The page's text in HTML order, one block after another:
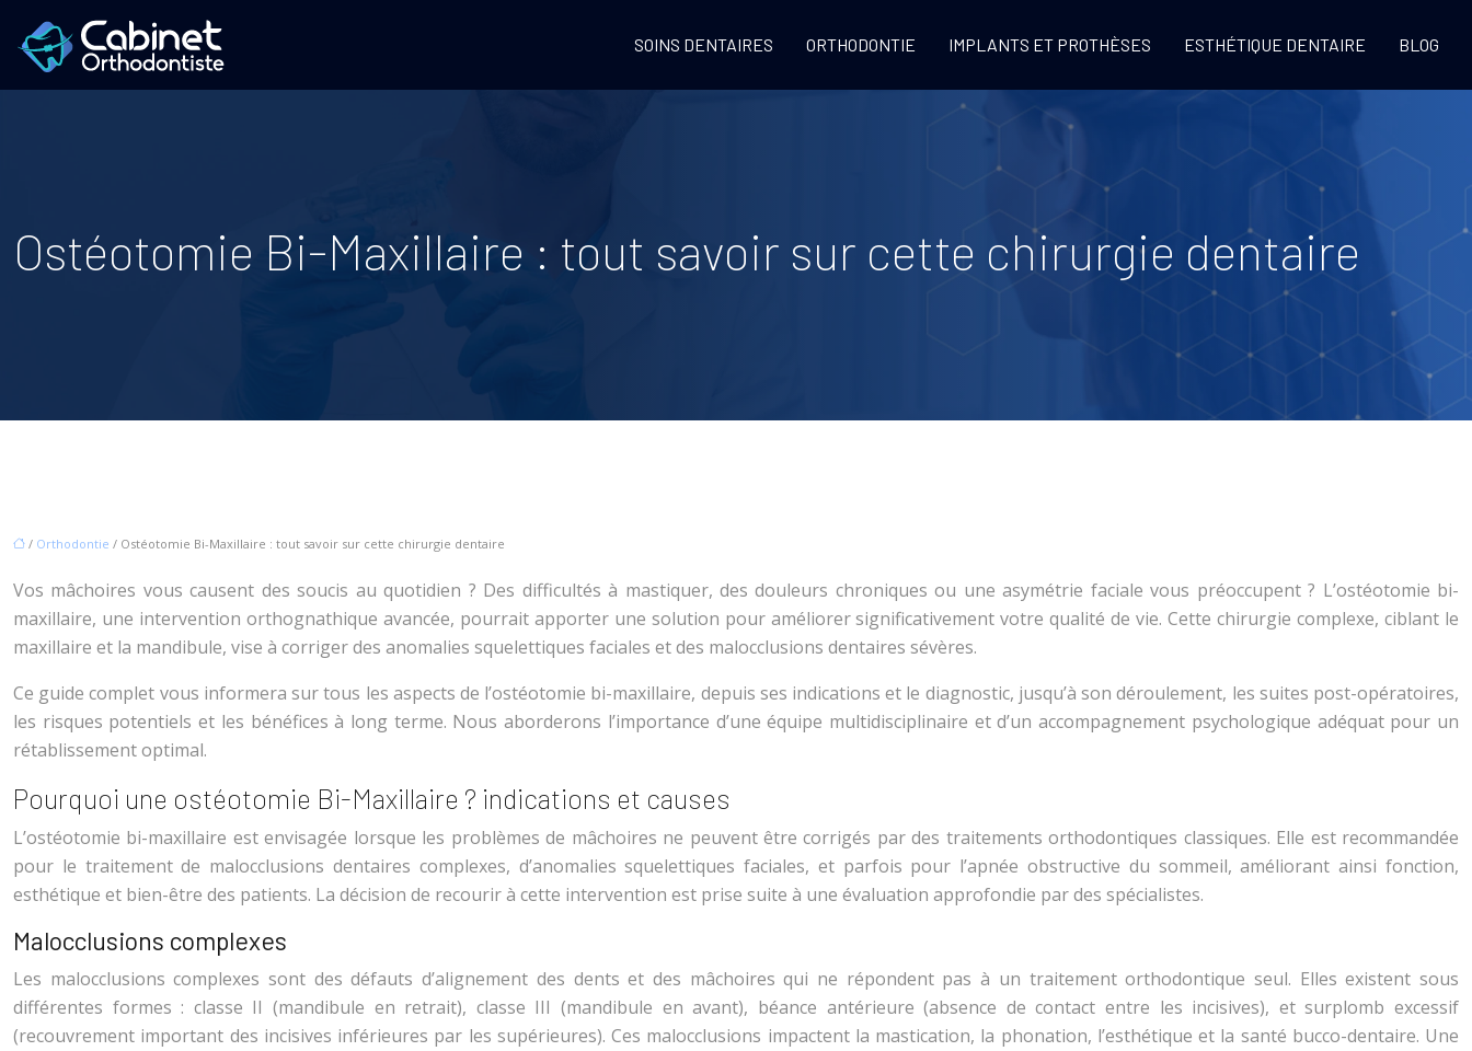
SOINS DENTAIRES ORTHODONTIE IMPLANTS ET PROTHÈSES ESTHÉTIQUE DENTAIRE BLOG
Ostéotomie Bi-Maxillaire : tout savoir sur cette chirurgie dentaire
/ Orthodontie / Ostéotomie Bi-Maxillaire : tout savoir sur cette chirurgie dentaire
Vos mâchoires vous causent des soucis au quotidien ? Des difficultés à mastiquer, des douleurs chroniques ou une asymétrie faciale vous préoccupent ? L’ostéotomie bi-
maxillaire, une intervention orthognathique avancée, pourrait apporter une solution pour améliorer significativement votre qualité de vie. Cette chirurgie complexe, ciblant le
maxillaire et la mandibule, vise à corriger des anomalies squelettiques faciales et des malocclusions dentaires sévères.
Ce guide complet vous informera sur tous les aspects de l’ostéotomie bi-maxillaire, depuis ses indications et le diagnostic, jusqu’à son déroulement, les suites post-opératoires,
les risques potentiels et les bénéfices à long terme. Nous aborderons l’importance d’une équipe multidisciplinaire et d’un accompagnement psychologique adéquat pour un
rétablissement optimal.
Pourquoi une ostéotomie Bi-Maxillaire ? indications et causes
L’ostéotomie bi-maxillaire est envisagée lorsque les problèmes de mâchoires ne peuvent être corrigés par des traitements orthodontiques classiques. Elle est recommandée
pour le traitement de malocclusions dentaires complexes, d’anomalies squelettiques faciales, et parfois pour l’apnée obstructive du sommeil, améliorant ainsi fonction,
esthétique et bien-être des patients. La décision de recourir à cette intervention est prise suite à une évaluation approfondie par des spécialistes.
Malocclusions complexes
Les malocclusions complexes sont des défauts d’alignement des dents et des mâchoires qui ne répondent pas à un traitement orthodontique seul. Elles existent sous
différentes formes : classe II (mandibule en retrait), classe III (mandibule en avant), béance antérieure (absence de contact entre les incisives), et surplomb excessif
(recouvrement important des incisives inférieures par les supérieures). Ces malocclusions impactent la mastication, la phonation, l’esthétique et la santé bucco-dentaire. Une